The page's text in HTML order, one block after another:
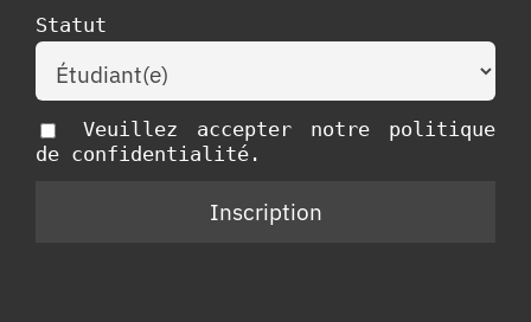
Statut
Veuillez accepter notre politique
de confidentialité.